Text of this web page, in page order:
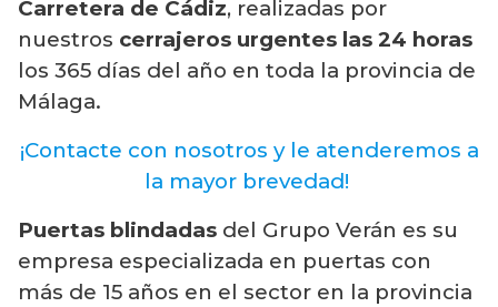
Carretera de Cádiz, realizadas por
nuestros cerrajeros urgentes las 24 horas
los 365 días del año en toda la provincia de
Málaga.
¡Contacte con nosotros y le atenderemos a
la mayor brevedad!
Puertas blindadas del Grupo Verán es su
empresa especializada en puertas con
más de 15 años en el sector en la provincia